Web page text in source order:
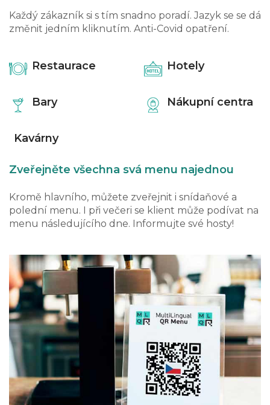
Každý zákazník si s tím snadno poradí. Jazyk se se dá
změnit jedním kliknutím. Anti-Covid opatření.
Restaurace Hotely
Bary Nákupní centra
Kavárny
Zveřejněte všechna svá menu najednou
Kromě hlavního, můžete zveřejnit i snídaňové a
polední menu. I při večeri se klient může podívat na
menu následujícího dne. Informujte své hosty!